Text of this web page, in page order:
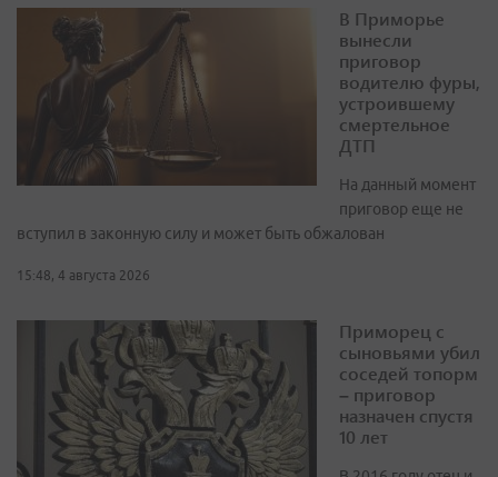
В Приморье
вынесли
приговор
водителю фуры,
устроившему
смертельное
ДТП
На данный момент
приговор еще не
вступил в законную силу и может быть обжалован
15:48, 4 августа 2026
Приморец с
сыновьями убил
соседей топорм
– приговор
назначен спустя
10 лет